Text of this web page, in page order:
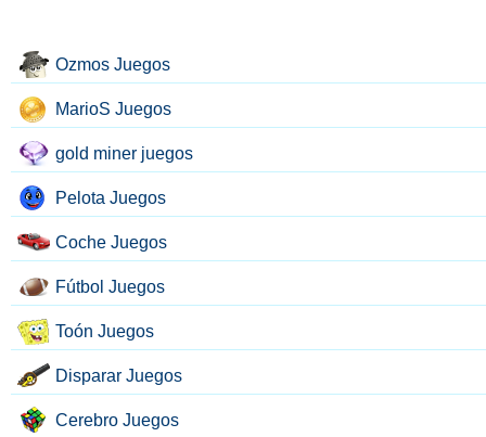
Ozmos Juegos
MarioS Juegos
gold miner juegos
Pelota Juegos
Coche Juegos
Fútbol Juegos
Toón Juegos
Disparar Juegos
Cerebro Juegos